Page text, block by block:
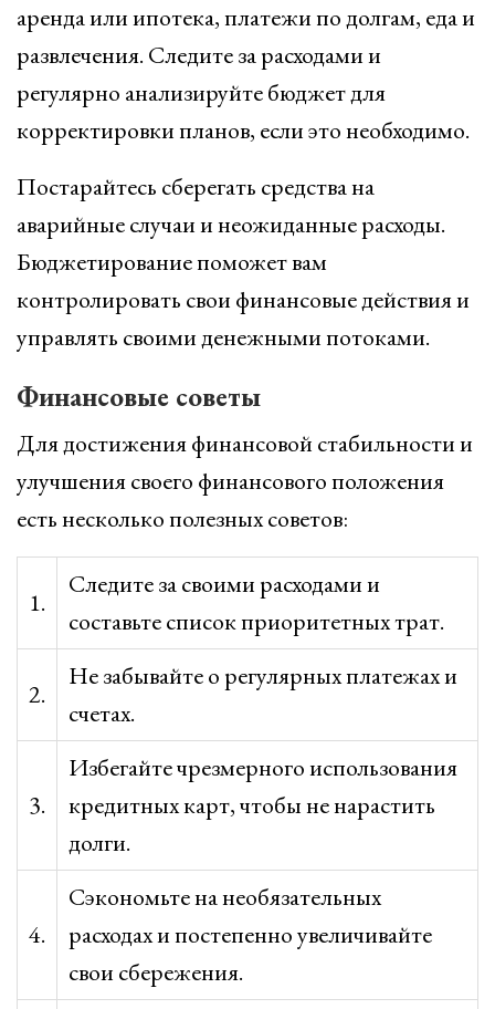
аренда или ипотека, платежи по долгам, еда и
развлечения. Следите за расходами и
регулярно анализируйте бюджет для
корректировки планов, если это необходимо.
Постарайтесь сберегать средства на
аварийные случаи и неожиданные расходы.
Бюджетирование поможет вам
контролировать свои финансовые действия и
управлять своими денежными потоками.
Финансовые советы
Для достижения финансовой стабильности и
улучшения своего финансового положения
есть несколько полезных советов:
1.
Следите за своими расходами и
составьте список приоритетных трат.
2.
Не забывайте о регулярных платежах и
счетах.
3.
Избегайте чрезмерного использования
кредитных карт, чтобы не нарастить
долги.
4.
Сэкономьте на необязательных
расходах и постепенно увеличивайте
свои сбережения.